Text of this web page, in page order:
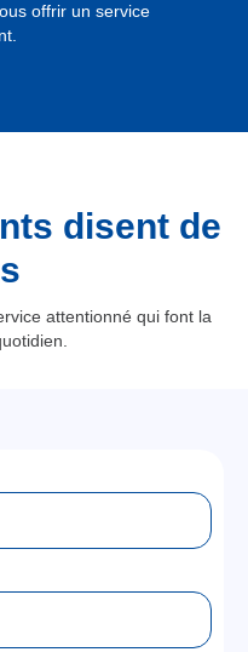
offrir un service
disent de
attentionné qui font la